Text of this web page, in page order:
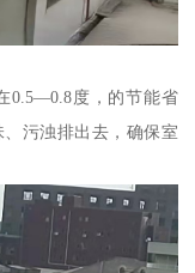
0.5—0.8度，的节能省
污浊排出去，确保室